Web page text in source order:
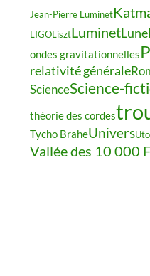
Jean-Pierre Luminet
LIGOLisztLuminetLune
ondes gravitationnelles
relativité générale
ScienceScience-
théorie des cordes
Tycho BraheUnivers
Vallée des 10 000